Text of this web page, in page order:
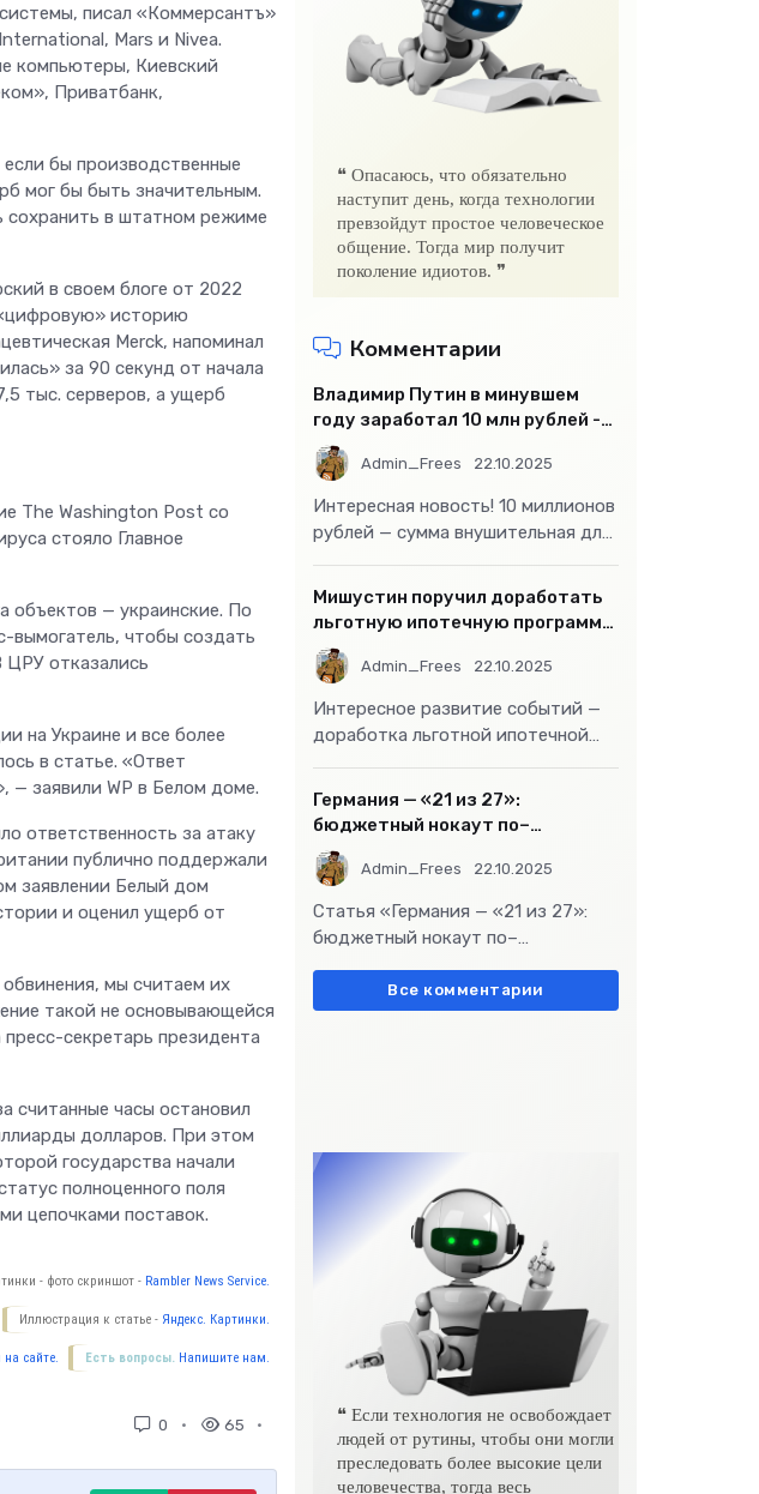
писал «Коммерсантъ»
Mars и Nivea.
компьютеры, Киевский
Приватбанк,
бы производственные
мог бы быть значительным.
сохранить в штатном режиме
в своем блоге от 2022
историю
Merck, напоминал
за 90 секунд от начала
тыс. серверов, а ущерб
The Washington Post со
стояло Главное
объектов — украинские. По
вымогатель, чтобы создать
ЦРУ отказались
на Украине и все более
в статье. «Ответ
— заявили WP в Белом доме.
ответственность за атаку
публично поддержали
заявлении Белый дом
и оценил ущерб от
мы считаем их
такой не основывающейся
секретарь президента
считанные часы остановил
долларов. При этом
государства начали
полноценного поля
цепочками поставок.
- фото скриншот - Rambler News Service.
Иллюстрация к статье - Яндекс. Картинки.
Есть вопросы. Напишите нам.
на сайте.
0 65
❝ Опасаюсь, что обязательно
наступит день, когда технологии
превзойдут простое человеческое
общение. Тогда мир получит
поколение идиотов. ❞
Комментарии
Владимир Путин в минувшем
году заработал 10 млн рублей -
«Бизнес»
Admin_Frees 22.10.2025
Интересная новость! 10 миллионов
рублей — сумма внушительная для
не
Мишустин поручил доработать
льготную ипотечную программу
- «Бизнес»
Admin_Frees 22.10.2025
Интересное развитие событий —
доработка льготной ипотечной
стать
Германия — «21 из 27»:
бюджетный нокаут по–
европейски
Admin_Frees 22.10.2025
Статья «Германия — «21 из 27»:
бюджетный нокаут по–
подчеркивает остроту
Все комментарии
❝ Если технология не освобождает
людей от рутины, чтобы они могли
преследовать более высокие цели
человечества, тогда весь